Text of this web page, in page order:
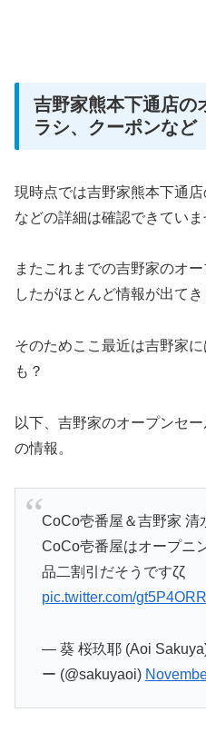
吉野家熊本下通店の
ラシ、クーポンなど
現時点では吉野家熊本下通
などの詳細は確認できていま
またこれまでの吉野家のオ
したがほとんど情報が出てき
そのためここ最近は吉野家
も？
以下、吉野家のオープンセ
の情報。
CoCo壱番屋＆吉野家 清
CoCo壱番屋はオープニ
品二割引だそうですζζ
pic.twitter.com/
— 葵 桜玖耶 (Aoi
ー (@sakuyaoi)